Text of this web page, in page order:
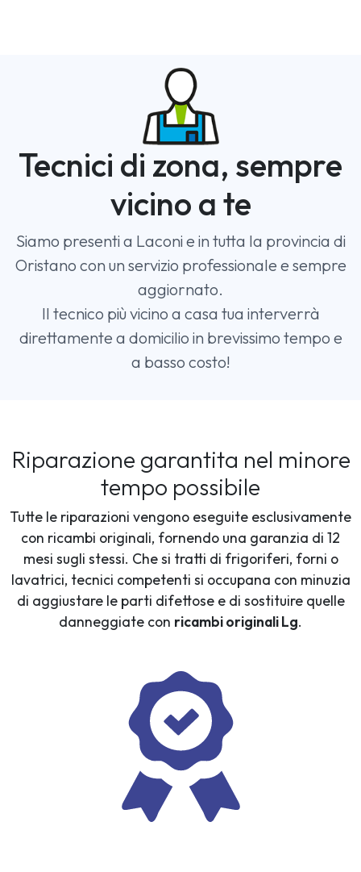
Tecnici di zona, sempre
vicino a te
Siamo presenti a Laconi e in tutta la provincia di
Oristano con un servizio professionale e sempre
aggiornato.
Il tecnico più vicino a casa tua interverrà
direttamente a domicilio in brevissimo tempo e
a basso costo!
Riparazione garantita nel minore
tempo possibile
Tutte le riparazioni vengono eseguite esclusivamente
con ricambi originali, fornendo una garanzia di 12
mesi sugli stessi. Che si tratti di frigoriferi, forni o
lavatrici, tecnici competenti si occupana con minuzia
di aggiustare le parti difettose e di sostituire quelle
danneggiate con ricambi originali Lg.